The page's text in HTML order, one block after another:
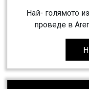
Най- голямото
проведе в